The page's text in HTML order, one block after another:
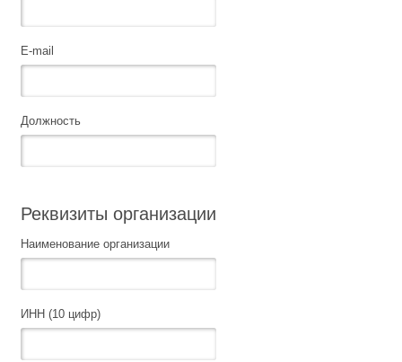
E-mail
Должность
Реквизиты организации
Наименование организации
ИНН (10 цифр)